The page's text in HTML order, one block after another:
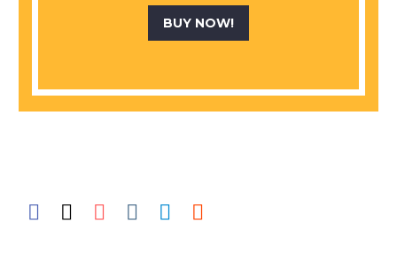
BUY NOW!